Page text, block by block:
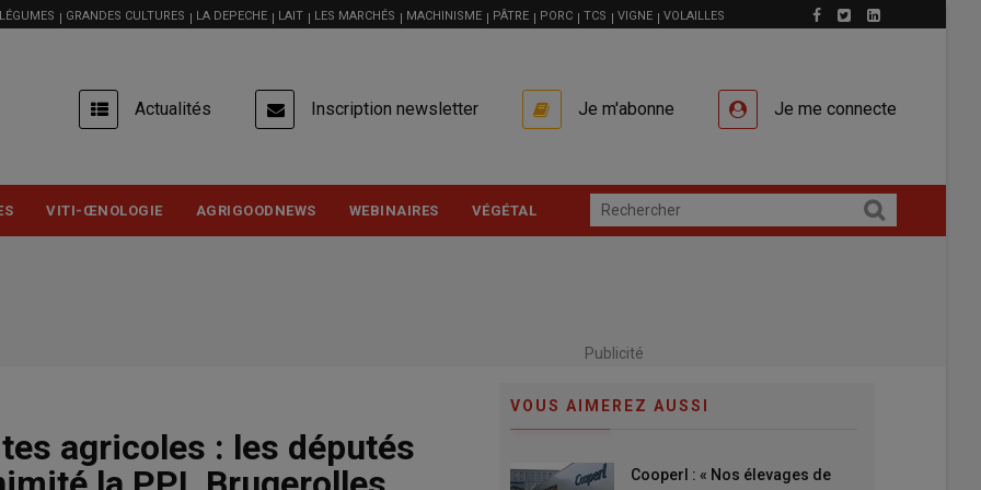
GRANDES CULTURES LA DEPECHE LAIT LES MARCHÉS MACHINISME PÂTRE PORC TCS VIGNE VOLAILLES
USER
ACCOUNT
MENU
Actualités Inscription newsletter Je m'abonne Je me connecte
VITI-ŒNOLOGIE AGRIGOODNEWS WEBINAIRES VÉGÉTAL
Publicité
agricoles : les députés
VOUS AIMEREZ AUSSI
Cooperl : « Nos élevages de